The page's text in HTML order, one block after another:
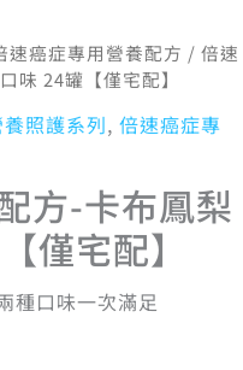
速癌症專用營養配方 / 倍速
味 24罐【僅宅配】
照護系列, 倍速癌症專
方-卡布鳳梨
僅宅配】
種口味一次滿足
目
價